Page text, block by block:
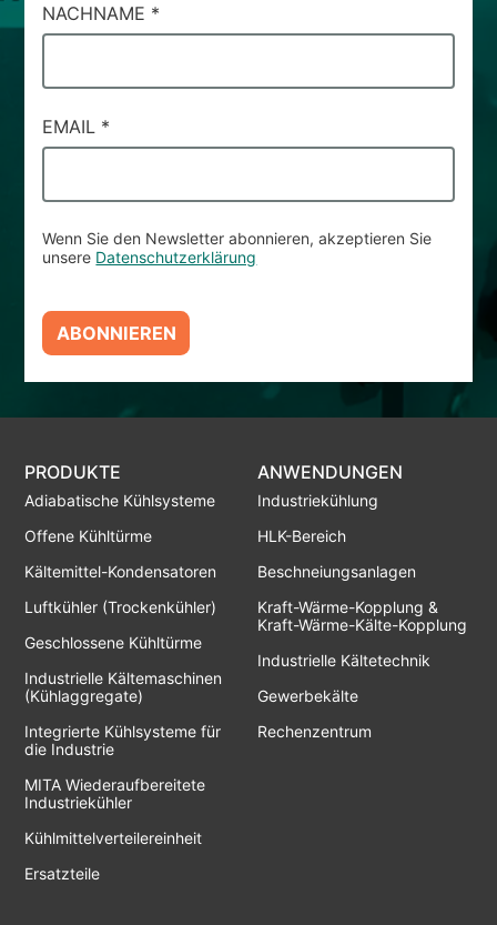
NACHNAME *
EMAIL *
Wenn Sie den Newsletter abonnieren, akzeptieren Sie
unsere Datenschutzerklärung
ABONNIEREN
PRODUKTE
Adiabatische Kühlsysteme
Offene Kühltürme
Kältemittel-Kondensatoren
Luftkühler (Trockenkühler)
Geschlossene Kühltürme
Industrielle Kältemaschinen
(Kühlaggregate)
Integrierte Kühlsysteme für
die Industrie
MITA Wiederaufbereitete
Industriekühler
Kühlmittelverteilereinheit
Ersatzteile
ANWENDUNGEN
Industriekühlung
HLK-Bereich
Beschneiungsanlagen
Kraft-Wärme-Kopplung &
Kraft-Wärme-Kälte-Kopplung
Industrielle Kältetechnik
Gewerbekälte
Rechenzentrum